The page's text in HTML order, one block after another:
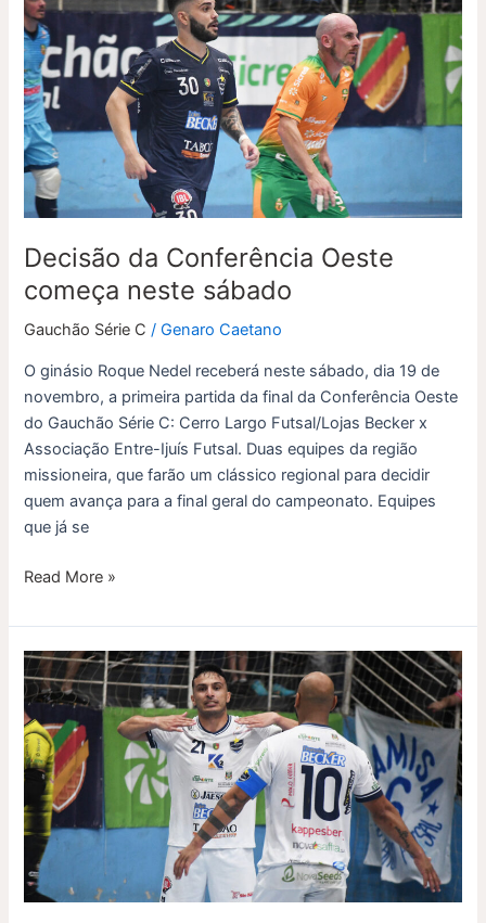
Decisão da Conferência Oeste
começa neste sábado
Gauchão Série C /Genaro Caetano
O ginásio Roque Nedel receberá neste sábado, dia 19 de
novembro, a primeira partida da final da Conferência Oeste
do Gauchão Série C: Cerro Largo Futsal/Lojas Becker x
Associação Entre-Ijuís Futsal. Duas equipes da região
missioneira, que farão um clássico regional para decidir
quem avança para a final geral do campeonato. Equipes
que já se
da
Conferência
Oeste
começa
neste
sábado
Read More »
Cerro
Largo
vence
Atlec
e
está
na
final
da
Conferência